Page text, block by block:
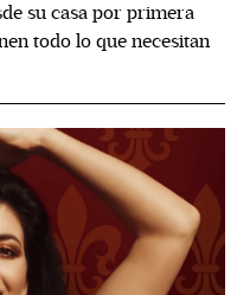
su casa por primera
todo lo que necesitan